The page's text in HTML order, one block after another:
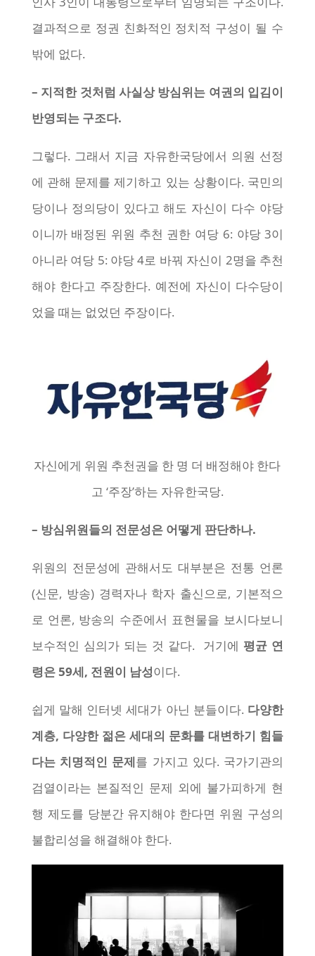
결과적으로 정권 친화적인 정치적 구성이 될 수
밖에 없다.
– 지적한 것처럼 사실상 방심위는 여권의 입김이
반영되는 구조다.
그렇다. 그래서 지금 자유한국당에서 의원 선정
에 관해 문제를 제기하고 있는 상황이다. 국민의
당이나 정의당이 있다고 해도 자신이 다수 야당
이니까 배정된 위원 추천 권한 여당 6: 야당 3이
아니라 여당 5: 야당 4로 바꿔 자신이 2명을 추천
해야 한다고 주장한다. 예전에 자신이 다수당이
었을 때는 없었던 주장이다.
자신에게 위원 추천권을 한 명 더 배정해야 한다
고 ‘주장’하는 자유한국당.
– 방심위원들의 전문성은 어떻게 판단하나.
위원의 전문성에 관해서도 대부분은 전통 언론
(신문, 방송) 경력자나 학자 출신으로, 기본적으
로 언론, 방송의 수준에서 표현물을 보시다보니
보수적인 심의가 되는 것 같다. 거기에 평균 연
령은 59세, 전원이 남성이다.
쉽게 말해 인터넷 세대가 아닌 분들이다. 다양한
계층, 다양한 젊은 세대의 문화를 대변하기 힘들
다는 치명적인 문제를 가지고 있다. 국가기관의
검열이라는 본질적인 문제 외에 불가피하게 현
행 제도를 당분간 유지해야 한다면 위원 구성의
불합리성을 해결해야 한다.